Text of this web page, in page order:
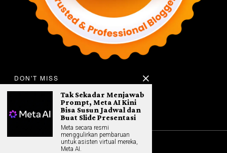
DON'T MISS
Tak Sekadar Menjawab
Prompt, Meta AI Kini
Bisa Susun Jadwal dan
Buat Slide Presentasi
Meta secara resmi
menggulirkan pembaruan
untuk asisten virtual mereka,
Meta AI.